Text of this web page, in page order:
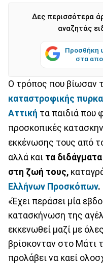
Δες περισσότερα
αναζητάς
Προσθήκη
στα
Ο τρόπος που βίωσαν
καταστροφικής
Αττική τα παιδιά που
προσκοπικές
εκκένωσης τους από
αλλά και τα
στη ζωή τους,
Ελλήνων Προσκόπων.
«Έχει περάσει μία
κατασκήνωση της
εκκενωθεί μαζί με
βρίσκονταν στο Μάτι
προλάβει να καεί